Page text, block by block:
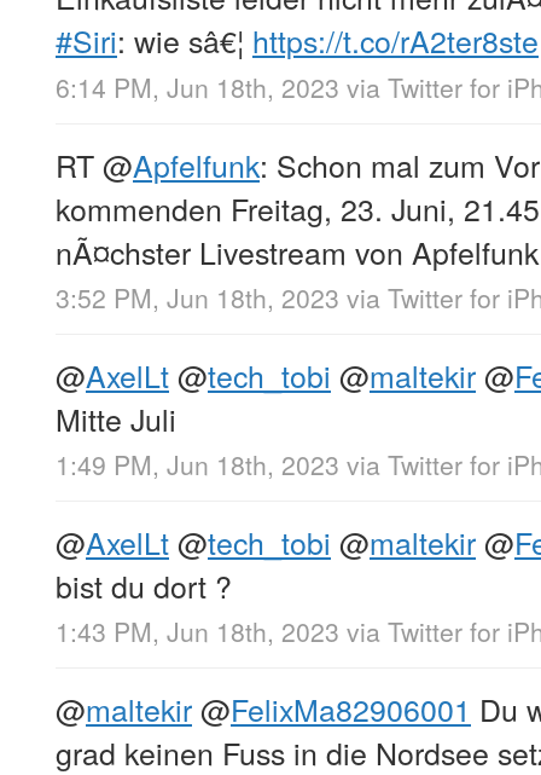
#Siri: wie sâ€¦ https://t.co/rA2ter8ste
6:14 PM, Jun 18th, 2023 via Twitter for
RT@Apfelfunk: Schon mal zum
kommenden Freitag, 23. Juni,
nÃ¤chster Livestream von
3:52 PM, Jun 18th, 2023 via Twitter for
@AxelLt@tech_tobi @maltekir@
Mitte Juli
1:49 PM, Jun 18th, 2023 via Twitter for
@AxelLt@tech_tobi @maltekir@
bist du dort ?
1:43 PM, Jun 18th, 2023 via Twitter for
@maltekir@FelixMa82906001 Du
grad keinen Fuss in die Nordsee